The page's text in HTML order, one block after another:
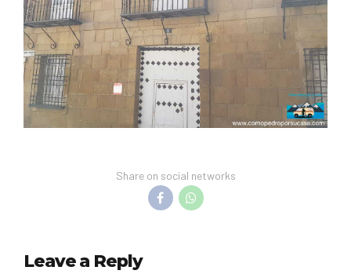
Share on social networks
Leave a Reply